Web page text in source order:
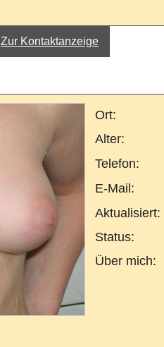
Zur Kontaktanzeige
Ort:
Alter:
Telefon:
E-Mail:
Aktualisiert:
Status:
Über mich: